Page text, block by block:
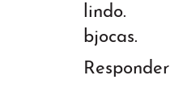
lindo.
bjocas.
Responder